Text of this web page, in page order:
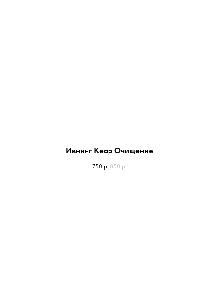
Ивнинг Кеар Очищение
750 р. 850 р.